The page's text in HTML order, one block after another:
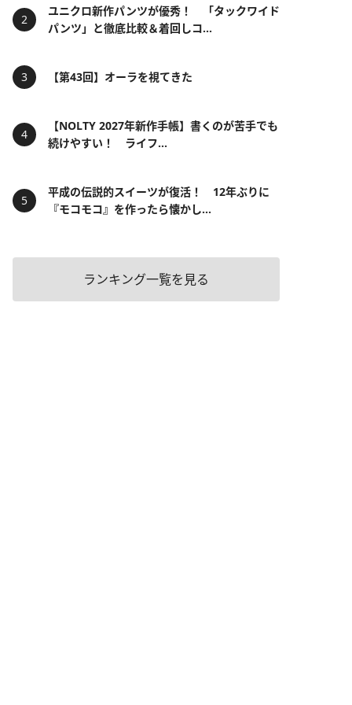
ユニクロ新作パンツが優秀！ 「タックワイド
パンツ」と徹底比較＆着回しコ...
【第43回】オーラを視てきた
【NOLTY 2027年新作手帳】書くのが苦手でも
続けやすい！ ライフ...
平成の伝説的スイーツが復活！ 12年ぶりに
『モコモコ』を作ったら懐かし...
ランキング一覧を見る